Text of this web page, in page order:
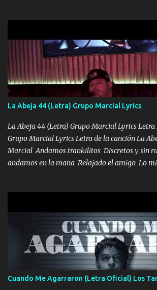
ni tampoco las mujeres porque es platica de
que estar alegres doy las instrucciones para
Música Si es que salta algún problema de
ahí está el Hombre Cuarenta y también
cualquier problema no más es cuestión que
FALTA UN HERMANO DE CLAVE ERA EL 24
HOMBRE VALIENTE POR ALGO M'URIÓ
VIO POR LA FAMILIA PARA QUE SIGA EL
los HERMANOS un cerebro inteligente y com...
La Abeja 44 (Letra) Grupo Marcial Lyrics
La Abeja 44 (Letra) Grupo Marcial Lyrics
Grupo Marcial Lyrics Letra de la canción La
Marcial Andamos trankilitos Discretos y sin
andamos en la mana Relajado el amigo Lo
coronamos Se jala los marciales Y sus
Un gallardo me prendo Para agarrar el vuelo y
tranquilizando Tomense un buen trago Y así
los versos que voy cantando (Music) A vido
se atora Pero nunca le aflojamos Ya me han
aunque ustedes no sepan Pero la vida es muy
echarle chingazos Y seguir trabajando porque
Cuando Me Agarraron (Letra Oficial) Los